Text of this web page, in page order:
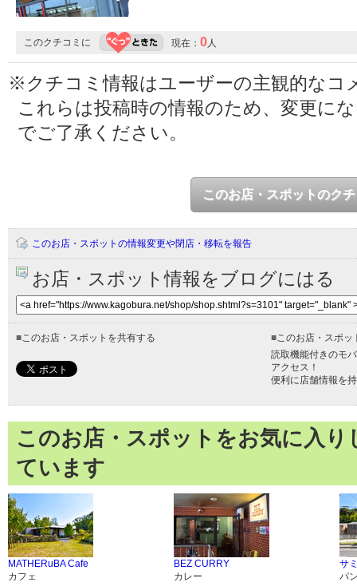
このクチコミに 現在： 0人
※クチコミ情報はユーザーの主観的なコ
これらは投稿時の情報のため、変更に
でご了承ください。
このお店・スポットのク
このお店・スポットの情報変更や閉店・移転を報告
お店・スポット情報をブログにはる
■このお店・スポットを共有する ■このお店・スポッ
読取機能付きのモ
アクセス！
便利に店舗情報を
このお店・スポットをお気に入
ています
MATHERuBA Cafe
カフェ
BEZ CURRY
カレー
サ
パ